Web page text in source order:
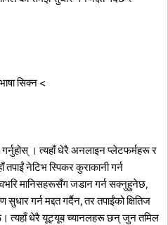
सिक्न <
। त्यहाँ धेरै अनलाइन प्लेटफर्महरू र
नेटिभ स्पिकर कुराकानी गर्न
मानिसहरूसँग जडान गर्न सक्नुहुनेछ,
गर्न मद्दत गर्दैन, तर तपाईंको क्षितिज
त्यहाँ धेरै यूट्यूब च्यानलहरू छन् जुन तमिल